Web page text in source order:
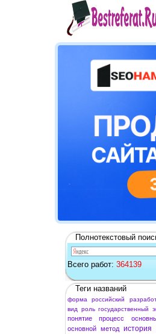
Полнотекстовый
Всего работ: 364139
Теги названий
форма российский
вид
роль государственный
понятие
процесс
основной метод история